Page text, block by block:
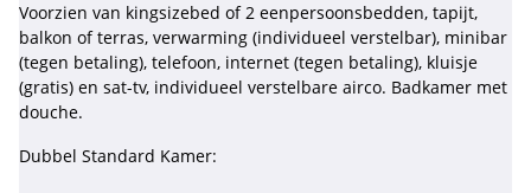
Voorzien van kingsizebed of 2 eenpersoonsbedden, tapijt,
balkon of terras, verwarming (individueel verstelbar), minibar
(tegen betaling), telefoon, internet (tegen betaling), kluisje
(gratis) en sat-tv, individueel verstelbare airco. Badkamer met
douche.
Dubbel Standard Kamer: